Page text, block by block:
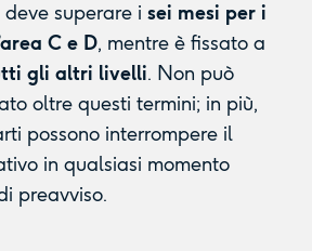
superare i sei mesi per i
C e D, mentre è fissato a
gli altri livelli. Non può
oltre questi termini; in più,
possono interrompere il
in qualsiasi momento
preavviso.